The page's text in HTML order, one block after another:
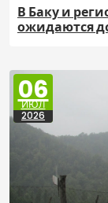
В Баку и
ожидаются
06
ИЮЛ
2026